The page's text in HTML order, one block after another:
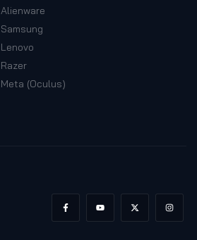
Alienware
Samsung
Lenovo
Razer
Meta (Oculus)